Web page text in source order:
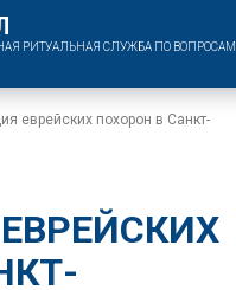
РИТУАЛЬНАЯ СЛУЖБА ПО
еврейских похорон в Санкт-